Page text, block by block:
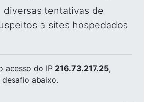
diversas tentativas de
a sites hospedados
acesso do IP 216.73.217.25,
abaixo.